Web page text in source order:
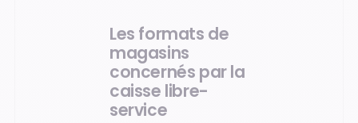
Les formats de
magasins
concernés par la
caisse libre-
service